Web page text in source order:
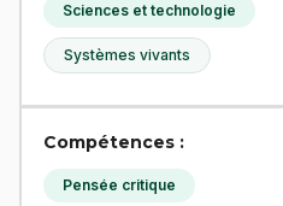
Sciences et technologie
Systèmes vivants
Compétences :
Pensée critique